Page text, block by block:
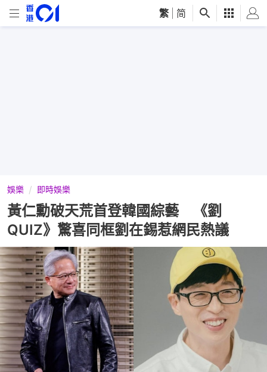
繁 简
娛樂 即時娛樂
黃仁勳破天荒首登韓國綜藝 《劉
QUIZ》驚喜同框劉在錫惹網民熱議